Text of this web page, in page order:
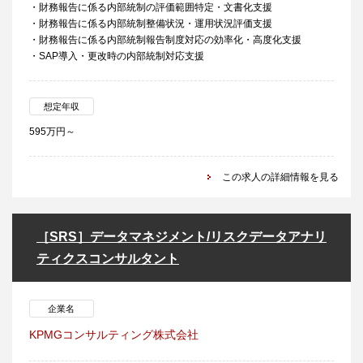
・財務報告に係る内部統制の評価範囲特定・文書化支援
・財務報告に係る内部統制整備状況・運用状況評価支援
・財務報告に係る内部統制報告制度対応の効率化・高度化支援
・SAP導入・更改時の内部統制対応支援
想定年収
595万円～
この求人の詳細情報を見る
［SRS］データマネジメント/リスクデータアナリ
ティクスコンサルタント
企業名
KPMGコンサルティング株式会社